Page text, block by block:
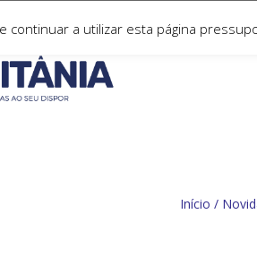
Início /
a utilizar esta página